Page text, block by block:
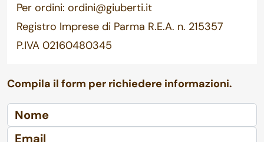
Per ordini: ordini@giuberti.it
Registro Imprese di Parma R.E.A. n. 215357
P.IVA 02160480345
Compila il form per richiedere informazioni.